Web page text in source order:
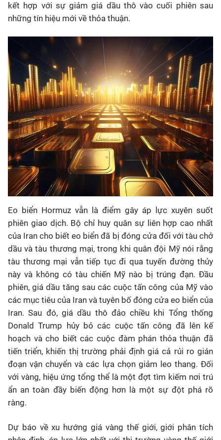
kết hợp với sự giảm giá dầu thô vào cuối phiên sau
những tín hiệu mới về thỏa thuận.
Eo biển Hormuz vẫn là điểm gây áp lực xuyên suốt
phiên giao dịch. Bộ chỉ huy quân sự liên hợp cao nhất
của Iran cho biết eo biển đã bị đóng cửa đối với tàu chở
dầu và tàu thương mại, trong khi quân đội Mỹ nói rằng
tàu thương mại vẫn tiếp tục đi qua tuyến đường thủy
này và không có tàu chiến Mỹ nào bị trúng đạn. Đầu
phiên, giá dầu tăng sau các cuộc tấn công của Mỹ vào
các mục tiêu của Iran và tuyên bố đóng cửa eo biển của
Iran. Sau đó, giá dầu thô đảo chiều khi Tổng thống
Donald Trump hủy bỏ các cuộc tấn công đã lên kế
hoạch và cho biết các cuộc đàm phán thỏa thuận đã
tiến triển, khiến thị trường phải định giá cả rủi ro gián
đoạn vận chuyển và các lựa chọn giảm leo thang. Đối
với vàng, hiệu ứng tổng thể là một đợt tìm kiếm nơi trú
ẩn an toàn đầy biến động hơn là một sự đột phá rõ
ràng.
Dự báo về xu hướng giá vàng thế giới, giới phân tích